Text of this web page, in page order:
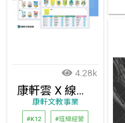
4.28k
康軒雲 X 線上媒體盒
康軒文教事業
#K12 #班級經營